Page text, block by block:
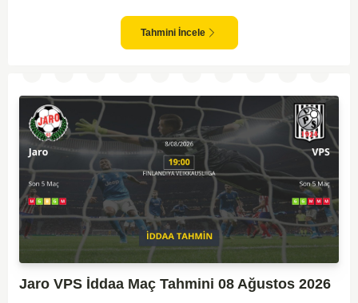
Maçın sonucunda Young Boys'un galip gelme olasılığı yüksek görünüyor.
Tahmini İncele
Jaro VPS İddaa Maç Tahmini 08 Ağustos 2026